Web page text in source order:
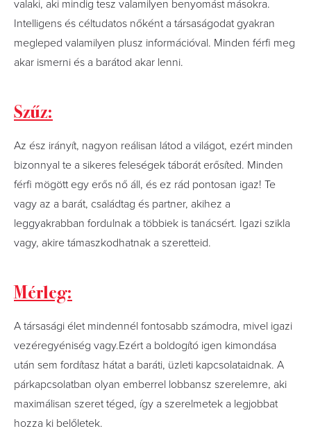
valaki, aki mindig tesz valamilyen benyomást másokra.
Intelligens és céltudatos nőként a társaságodat gyakran
megleped valamilyen plusz információval. Minden férfi meg
akar ismerni és a barátod akar lenni.
Szűz:
Az ész irányít, nagyon reálisan látod a világot, ezért minden
bizonnyal te a sikeres feleségek táborát erősíted. Minden
férfi mögött egy erős nő áll, és ez rád pontosan igaz! Te
vagy az a barát, családtag és partner, akihez a
leggyakrabban fordulnak a többiek is tanácsért. Igazi szikla
vagy, akire támaszkodhatnak a szeretteid.
Mérleg:
A társasági élet mindennél fontosabb számodra, mivel igazi
vezéregyéniség vagy.Ezért a boldogító igen kimondása
után sem fordítasz hátat a baráti, üzleti kapcsolataidnak. A
párkapcsolatban olyan emberrel lobbansz szerelemre, aki
maximálisan szeret téged, így a szerelmetek a legjobbat
hozza ki belőletek.